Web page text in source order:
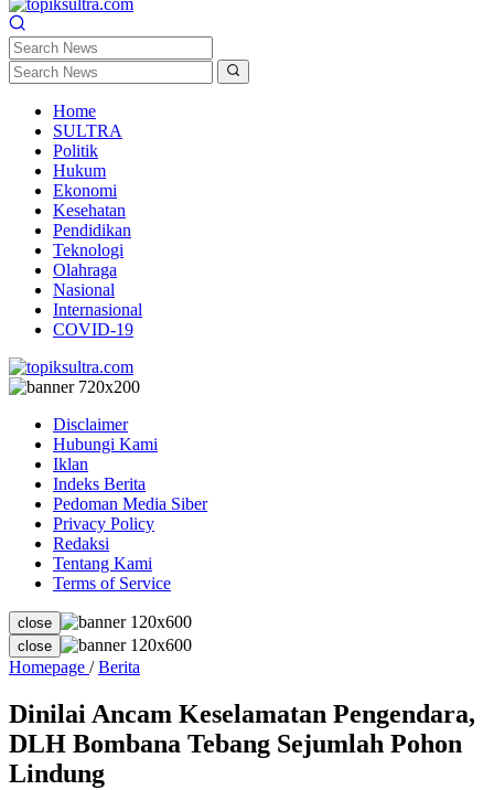
Home
SULTRA
Politik
Hukum
Ekonomi
Kesehatan
Pendidikan
Teknologi
Olahraga
Nasional
Internasional
COVID-19
Disclaimer
Hubungi Kami
Iklan
Indeks Berita
Pedoman Media Siber
Privacy Policy
Redaksi
Tentang Kami
Terms of Service
close
close
Homepage / Berita
Keselamatan
Pengendara,
DLH
Dinilai Ancam Keselamatan Pengendara,
DLH Bombana Tebang Sejumlah Pohon
Lindung